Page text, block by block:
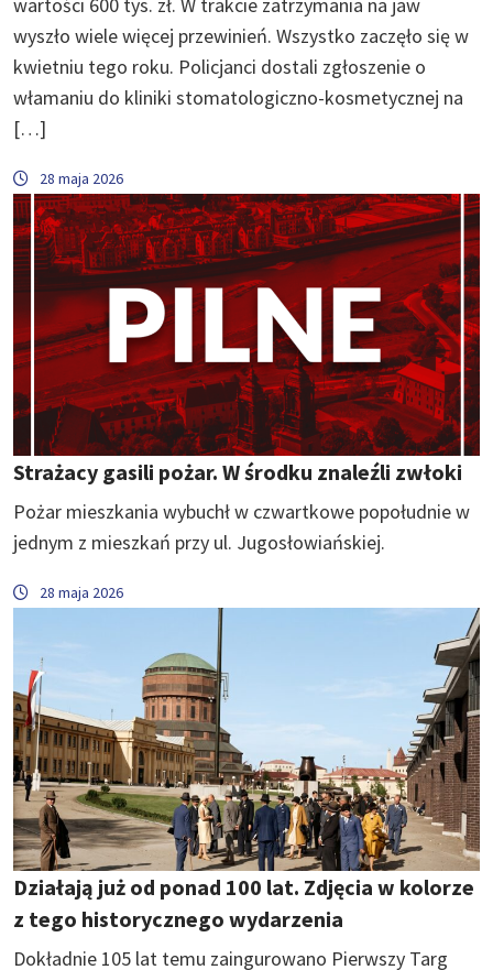
wyszło wiele więcej przewinień. Wszystko zaczęło się w
kwietniu tego roku. Policjanci dostali zgłoszenie o
włamaniu do kliniki stomatologiczno-kosmetycznej na
[…]
28 maja 2026
Strażacy gasili pożar. W środku znaleźli zwłoki
Pożar mieszkania wybuchł w czwartkowe popołudnie w
jednym z mieszkań przy ul. Jugosłowiańskiej.
28 maja 2026
Działają już od ponad 100 lat. Zdjęcia w kolorze
z tego historycznego wydarzenia
Dokładnie 105 lat temu zaingurowano Pierwszy Targ